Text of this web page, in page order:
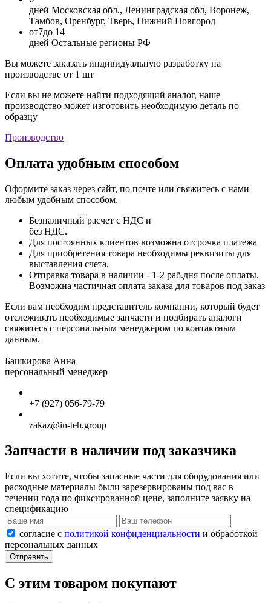
дней Московская обл., Ленинградская обл, Воронеж,
Тамбов, Оренбург, Тверь, Нижний Новгород
от7до 14
дней Остальные регионы РФ
Вы можете заказать индивидуальную разработку на
производстве от 1 шт
Если вы не можете найти подходящий аналог, наше
производство может изготовить необходимую деталь по
образцу
Производство
Оплата удобным способом
Оформите заказ через сайт, по почте или свяжитесь с нами
любым удобным способом.
Безналичный расчет с НДС и
без НДС.
Для постоянных клиентов возможна отсрочка платежа
Для приобретения товара необходимы реквизиты для
выставления счета.
Отправка товара в наличии - 1-2 раб.дня после оплаты.
Возможна частичная оплата заказа для товаров под заказ
Если вам необходим представитель компании, который будет
отслеживать необходимые запчасти и подбирать аналоги
свяжитесь с персональным менеджером по контактным
данным.
Башкирова Анна
персональный менеджер
+7 (927) 056-79-79
zakaz@in-teh.group
Запчасти в наличии под заказчика
Если вы хотите, чтобы запасные части для оборудования или
расходные материалы были зарезервированы под вас в
течении года по фиксированной цене, заполните заявку на
спецификацию
согласие с политикой конфиденциальности и обработкой
персональных данных
Отправить
С этим товаром покупают